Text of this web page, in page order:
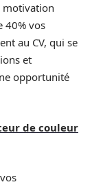
motivation
40% vos
au CV, qui se
et
opportunité
de couleur